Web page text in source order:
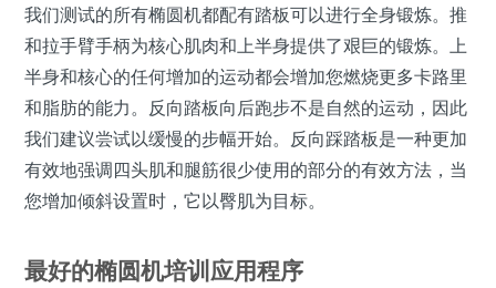
我们测试的所有椭圆机都配有踏板可以进行全身锻炼。推
和拉手臂手柄为核心肌肉和上半身提供了艰巨的锻炼。上
半身和核心的任何增加的运动都会增加您燃烧更多卡路里
和脂肪的能力。反向踏板向后跑步不是自然的运动，因此
我们建议尝试以缓慢的步幅开始。反向踩踏板是一种更加
有效地强调四头肌和腿筋很少使用的部分的有效方法，当
您增加倾斜设置时，它以臀肌为目标。
最好的椭圆机培训应用程序